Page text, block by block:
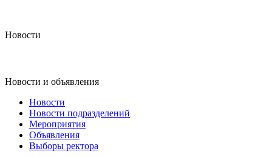
Новости
Новости и объявления
Новости
Новости подразделений
Мероприятия
Объявления
Выборы ректора